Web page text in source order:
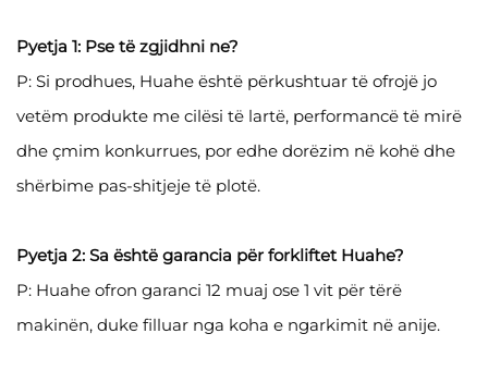
Pyetja 1: Pse të zgjidhni ne?
P: Si prodhues, Huahe është përkushtuar të ofrojë jo
vetëm produkte me cilësi të lartë, performancë të mirë
dhe çmim konkurrues, por edhe dorëzim në kohë dhe
shërbime pas-shitjeje të plotë.
Pyetja 2: Sa është garancia për forkliftet Huahe?
P: Huahe ofron garanci 12 muaj ose 1 vit për tërë
makinën, duke filluar nga koha e ngarkimit në anije.